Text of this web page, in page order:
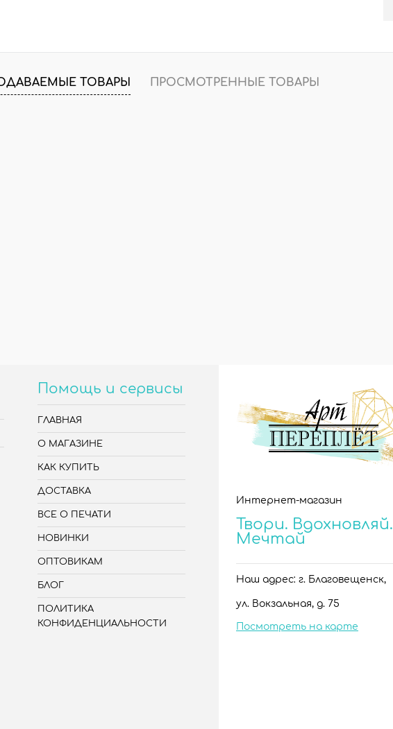
Быстрый заказ
Сравнить
Размер:
Быстрый заказ
Сравнить
ТОВАРЫ ПРОСМОТРЕННЫЕ ТОВАРЫ
Помощь и сервисы
ГЛАВНАЯ
О МАГАЗИНЕ
КАК КУПИТЬ
ДОСТАВКА
ВСЕ О ПЕЧАТИ
НОВИНКИ
ОПТОВИКАМ
БЛОГ
ПОЛИТИКА
КОНФИДЕНЦИАЛЬНОСТИ
Интернет-магазин
Твори. Вдохновляй.
Мечтай
Наш адрес: г. Благовещенск,
ул. Вокзальная, д. 75
Посмотреть на карте